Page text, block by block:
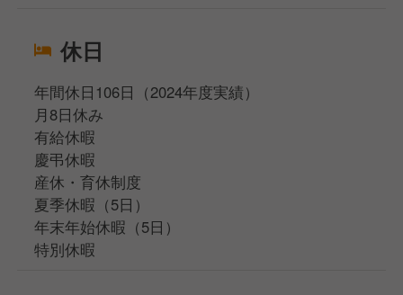
休日
年間休日106日（2024年度実績）
月8日休み
有給休暇
慶弔休暇
産休・育休制度
夏季休暇（5日）
年末年始休暇（5日）
特別休暇